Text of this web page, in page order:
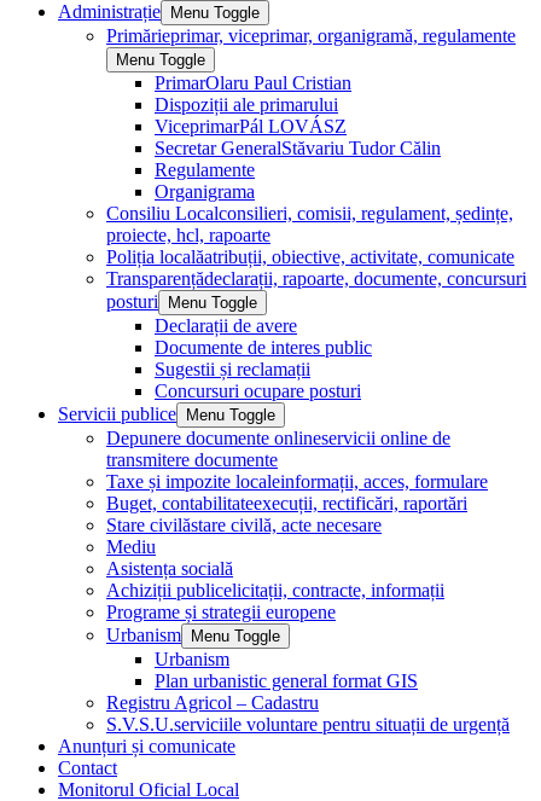
Administrație
Menu Toggle
Primărieprimar, viceprimar, organigramă, regulamente
Menu Toggle
PrimarOlaru Paul Cristian
Dispoziții ale primarului
ViceprimarPál LOVÁSZ
Secretar GeneralStăvariu Tudor Călin
Regulamente
Organigrama
Consiliu Localconsilieri, comisii, regulament, ședințe,
proiecte, hcl, rapoarte
Poliția localăatribuții, obiective, activitate, comunicate
Transparențădeclarații, rapoarte, documente, concursuri
posturi
Menu Toggle
Declarații de avere
Documente de interes public
Sugestii și reclamații
Concursuri ocupare posturi
Servicii publice
Menu Toggle
Depunere documente onlineservicii online de
transmitere documente
Taxe și impozite localeinformații, acces, formulare
Buget, contabilitateexecuții, rectificări, raportări
Stare civilăstare civilă, acte necesare
Mediu
Asistența socială
Achiziții publicelicitații, contracte, informații
Programe și strategii europene
Urbanism
Menu Toggle
Urbanism
Plan urbanistic general format GIS
Registru Agricol – Cadastru
S.V.S.U.serviciile voluntare pentru situații de urgență
Anunțuri și comunicate
Contact
Monitorul Oficial Local